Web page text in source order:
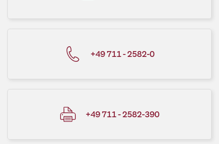
+49 711 - 2582-0
+49 711 - 2582-390